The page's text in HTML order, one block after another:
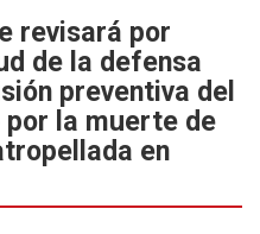
revisará por
de la defensa
preventiva del
la muerte de
en